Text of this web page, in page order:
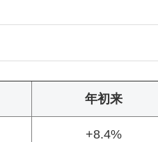
年初来
+8.4%